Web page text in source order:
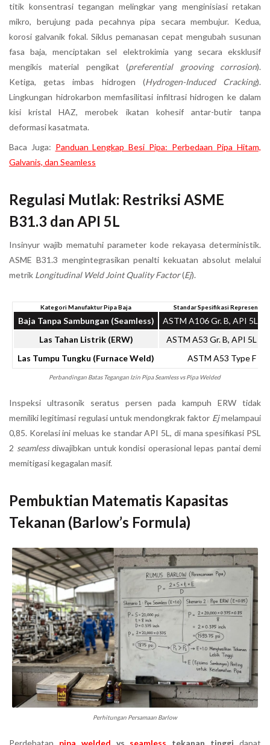
titik konsentrasi tegangan melingkar yang menginisiasi retakan
mikro, berujung pada pecahnya pipa secara membujur. Kedua,
korosi galvanik fokal. Siklus pemanasan cepat mengubah susunan
fasa baja, menciptakan sel elektrokimia yang secara eksklusif
mengikis material pengikat (preferential grooving corrosion).
Ketiga, getas imbas hidrogen (Hydrogen-Induced Cracking).
Lingkungan hidrokarbon memfasilitasi infiltrasi hidrogen ke dalam
kisi kristal HAZ, merobek ikatan kohesif antar-butir tanpa
deformasi kasatmata.
Baca Juga: Panduan Lengkap Besi Pipa: Perbedaan Pipa Hitam,
Galvanis, dan Seamless
Regulasi Mutlak: Restriksi ASME
B31.3 dan API 5L
Insinyur wajib mematuhi parameter kode rekayasa deterministik.
ASME B31.3 mengintegrasikan penalti kekuatan absolut melalui
metrik Longitudinal Weld Joint Quality Factor(Ej).
Kategori Manufaktur Pipa Baja Standar Spesifikasi Representatif
Baja Tanpa Sambungan (Seamless)
ASTM A106 Gr. B, API 5L
Las Tahan Listrik (ERW)
ASTM A53 Gr. B, API 5L
Las Tumpu Tungku (Furnace Weld)
ASTM A53 Type F
Perbandingan Batas Tegangan Izin Pipa Seamless vs Pipa Welded
Inspeksi ultrasonik seratus persen pada kampuh ERW tidak
memiliki legitimasi regulasi untuk mendongkrak faktor Ejmelampaui
0,85. Korelasi ini meluas ke standar API 5L, di mana spesifikasi PSL
2 seamlessdiwajibkan untuk kondisi operasional lepas pantai demi
memitigasi kegagalan masif.
Pembuktian Matematis Kapasitas
Tekanan (Barlow’s Formula)
Perhitungan Persamaan Barlow
Perdebatan pipa welded vs seamless tekanan tinggi dapat